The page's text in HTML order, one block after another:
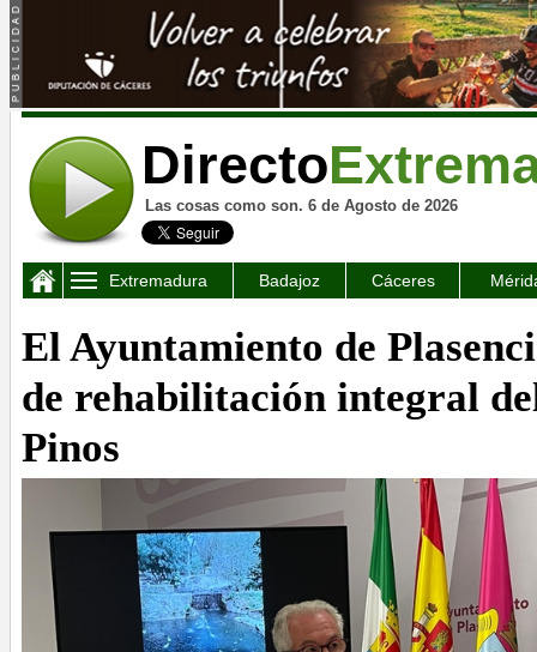
Directo
Las cosas como son. 6 de Agosto de 2026
Extremadura Badajoz Cáceres
El Ayuntamiento de
de rehabilitación integral
Pinos